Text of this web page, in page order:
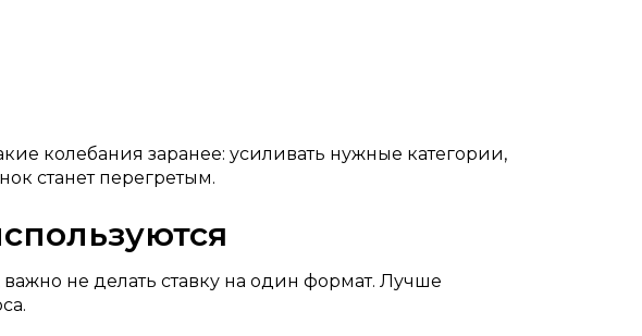
колебания заранее: усиливать нужные категории,
станет перегретым.
не делать ставку на один формат. Лучше